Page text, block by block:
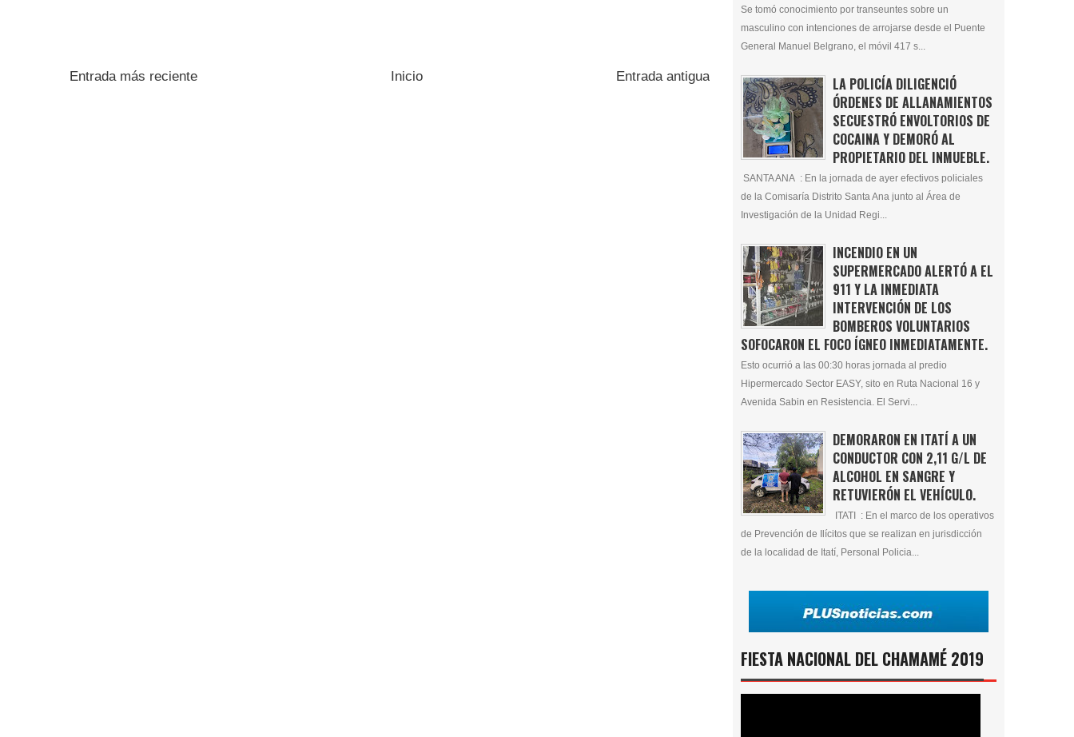
Entrada más reciente Entrada antigua
Inicio
Se tomó conocimiento por transeuntes sobre un
masculino con intenciones de arrojarse desde el Puente
General Manuel Belgrano, el móvil 417 s...
LA POLICÍA DILIGENCIÓ
ÓRDENES DE ALLANAMIENTOS
SECUESTRÓ ENVOLTORIOS DE
COCAINA Y DEMORÓ AL
PROPIETARIO DEL INMUEBLE.
SANTA ANA : En la jornada de ayer efectivos policiales
de la Comisaría Distrito Santa Ana junto al Área de
Investigación de la Unidad Regi...
INCENDIO EN UN
SUPERMERCADO ALERTÓ A EL
911 Y LA INMEDIATA
INTERVENCIÓN DE LOS
BOMBEROS VOLUNTARIOS
SOFOCARON EL FOCO ÍGNEO INMEDIATAMENTE.
Esto ocurrió a las 00:30 horas jornada al predio
Hipermercado Sector EASY, sito en Ruta Nacional 16 y
Avenida Sabin en Resistencia. El Servi...
DEMORARON EN ITATÍ A UN
CONDUCTOR CON 2,11 G/L DE
ALCOHOL EN SANGRE Y
RETUVIERÓN EL VEHÍCULO.
ITATI : En el marco de los operativos
de Prevención de Ilícitos que se realizan en jurisdicción
de la localidad de Itatí, Personal Policia...
FIESTA NACIONAL DEL CHAMAMÉ 2019